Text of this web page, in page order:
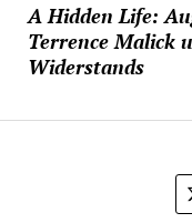
A Hidden Life:
Terrence Malick
Widerstands